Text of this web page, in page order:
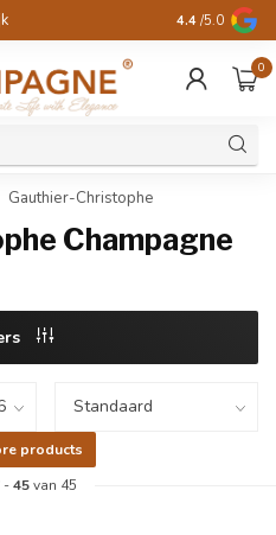
Gratis
4.4 /5.0
0
Gauthier-Christophe
Champagne
products
-45van 45